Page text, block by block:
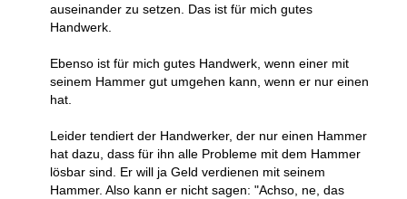
auseinander zu setzen. Das ist für mich gutes
Handwerk.
Ebenso ist für mich gutes Handwerk, wenn einer mit
seinem Hammer gut umgehen kann, wenn er nur einen
hat.
Leider tendiert der Handwerker, der nur einen Hammer
hat dazu, dass für ihn alle Probleme mit dem Hammer
lösbar sind. Er will ja Geld verdienen mit seinem
Hammer. Also kann er nicht sagen: "Achso, ne, das